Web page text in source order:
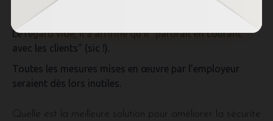
en cas d'incendie ?
Le regard vide, il a affirmé qu’il "partirait en courant
avec les clients" (sic !).
Toutes les mesures mises en œuvre par l’employeur
seraient dès lors inutiles.
Quelle est la meilleure solution pour améliorer la sécurité